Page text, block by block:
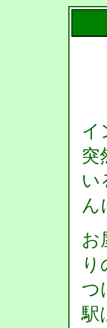
イ
突
い
ん
お
つ
駅